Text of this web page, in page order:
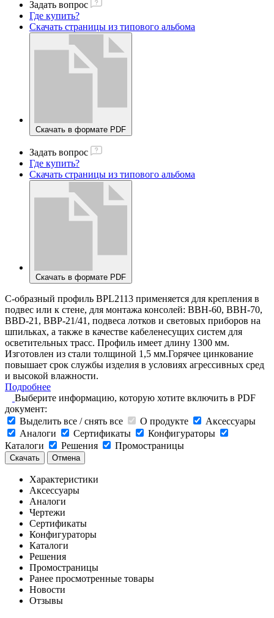
Задать вопрос
Где купить?
Скачать страницы из типового альбома
Скачать в формате PDF
Задать вопрос
Где купить?
Скачать страницы из типового альбома
Скачать в формате PDF
С-образный профиль BPL2113 применяется для крепления в
подвес или к стене, для монтажа консолей: ВВН-60, ВВН-70,
BBD-21, BBP-21/41, подвеса лотков и световых приборов на
шпильках, а также в качестве кабеленесущих систем для
осветительных трасс. Профиль имеет длину 1300 мм.
Изготовлен из стали толщиной 1,5 мм.Горячее цинкование
повышает срок службы изделия в условиях агрессивных сред
и высокой влажности.
Подробнее
Выберите информацию, которую хотите включить в PDF
документ:
Выделить все / снять все
О продукте
Аксессуары
Аналоги
Сертификаты
Конфигураторы
Каталоги
Решения Промостраницы
Скачать Отмена
Характеристики
Аксессуары
Аналоги
Чертежи
Сертификаты
Конфигураторы
Каталоги
Решения
Промостраницы
Ранее просмотренные товары
Новости
Отзывы